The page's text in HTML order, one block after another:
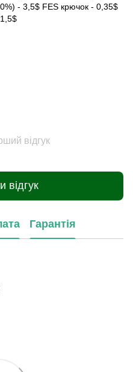
- 3,5$ FES крючок - 0,35$
відгук
відгук
Гарантія